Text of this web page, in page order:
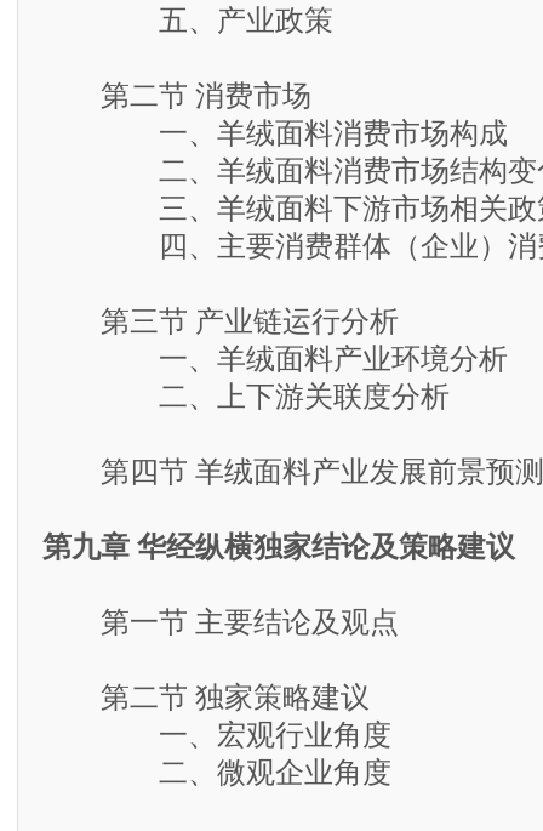
五、产业政策
第二节 消费市场
一、羊绒面料消费市场构成
二、羊绒面料消费市场结构变
三、羊绒面料下游市场相关政
四、主要消费群体（企业）消
第三节 产业链运行分析
一、羊绒面料产业环境分析
二、上下游关联度分析
第四节 羊绒面料产业发展前景预测
第九章 华经纵横独家结论及策略建议
第一节 主要结论及观点
第二节 独家策略建议
一、宏观行业角度
二、微观企业角度